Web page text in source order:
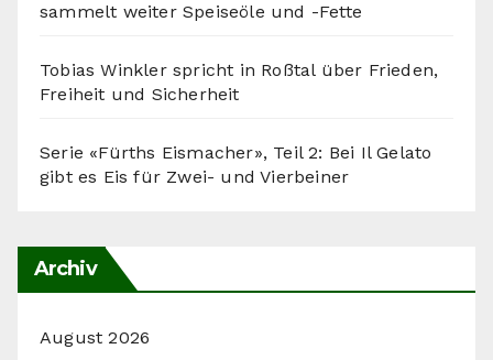
sammelt weiter Speiseöle und -Fette
Tobias Winkler spricht in Roßtal über Frieden,
Freiheit und Sicherheit
Serie «Fürths Eismacher», Teil 2: Bei Il Gelato
gibt es Eis für Zwei- und Vierbeiner
Archiv
August 2026